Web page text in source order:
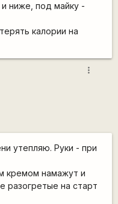
и ниже, под майку -
калории на
more_vert
утепляю. Руки - при
кремом намажут и
разогретые на старт